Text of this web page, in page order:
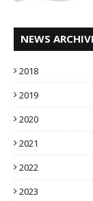
NEWS
2018
2019
2020
2021
2022
2023